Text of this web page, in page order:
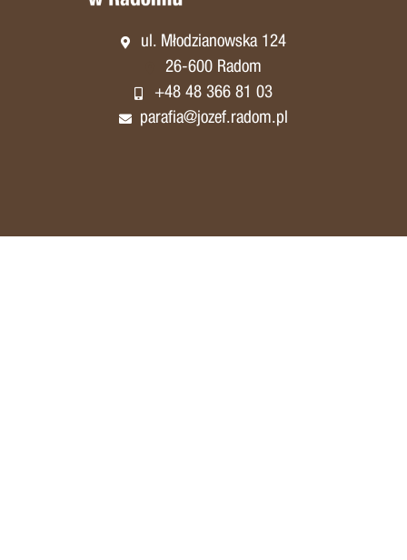
ul. Młodzianowska 124
26-600 Radom
+48 48 366 81 03
parafia@jozef.radom.pl